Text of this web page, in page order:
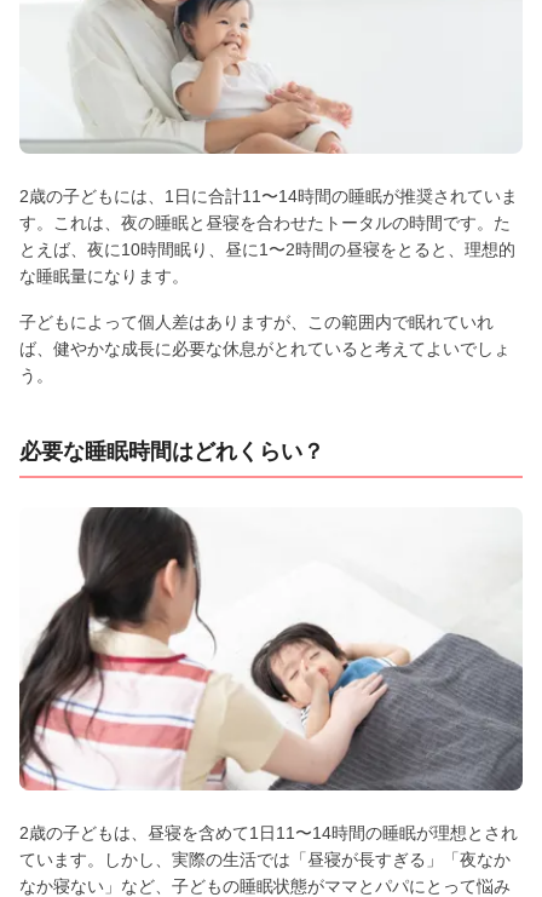
2歳の子どもには、1日に合計11〜14時間の睡眠が推奨されていま
す。これは、夜の睡眠と昼寝を合わせたトータルの時間です。た
とえば、夜に10時間眠り、昼に1〜2時間の昼寝をとると、理想的
な睡眠量になります。
子どもによって個人差はありますが、この範囲内で眠れていれ
ば、健やかな成長に必要な休息がとれていると考えてよいでしょ
う。
必要な睡眠時間はどれくらい？
2歳の子どもは、昼寝を含めて1日11〜14時間の睡眠が理想とされ
ています。しかし、実際の生活では「昼寝が長すぎる」「夜なか
なか寝ない」など、子どもの睡眠状態がママとパパにとって悩み